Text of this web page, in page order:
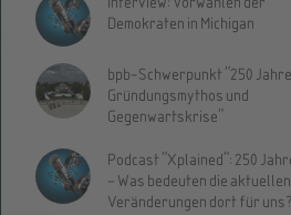
Demokraten in Michigan
bpb-Schwerpunkt "250 Jahre
Gründungsmythos und
Gegenwartskrise"
Podcast "Xplained": 250
– Was bedeuten die aktuellen
Veränderungen dort für uns?